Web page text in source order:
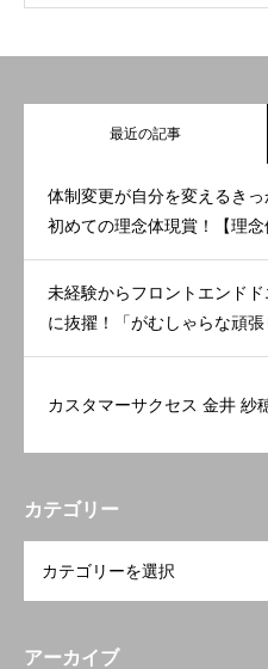
最近の記事
体制変更が自分を変えるき
初めての理念体現賞！【理念
未経験からフロントエンド
に抜擢！「がむしゃらな頑
【理念体現賞 受賞者インタ
カスタマーサクセス 金井 紗
カテゴリー
アーカイブ